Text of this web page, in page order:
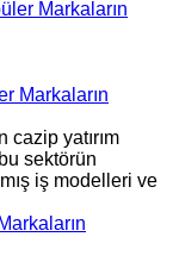
Markaların
cazip yatırım
sektörün
iş modelleri ve